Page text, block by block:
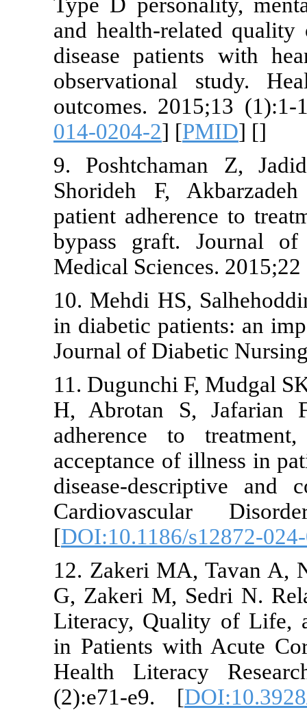
and health-
disease
outcomes.
014-0204-2
9.
Shorideh
patient
bypass
Medical
10. Mehdi
in diabetic
Journal of
11.
H, Abrotan
adherence
acceptance
disease-
[
12. Zakeri
G, Zakeri
Literacy,
in Patients
Health
(2):e71-e9.